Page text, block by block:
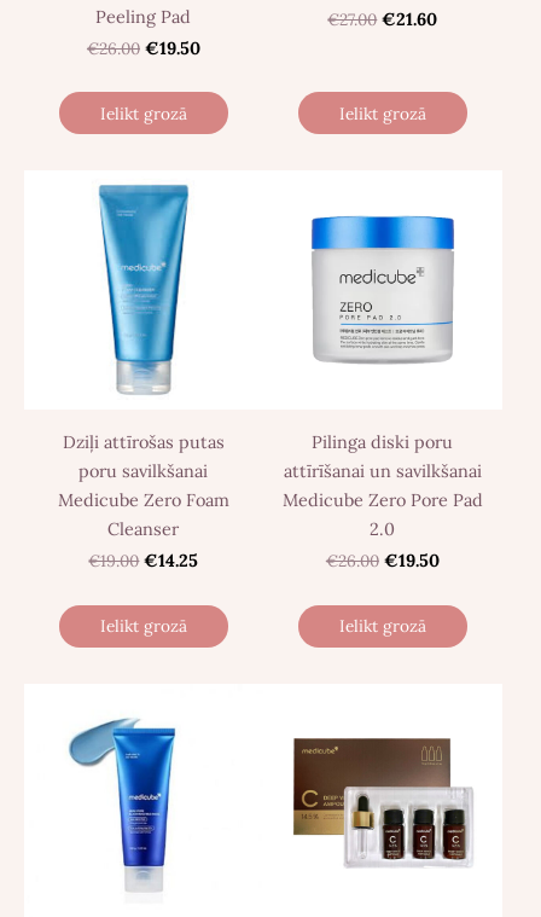
Peeling Pad
€26.00 €19.50
Ielikt grozā
€27.00 €21.60
Ielikt grozā
Dziļi attīrošas putas
poru savilkšanai
Medicube Zero Foam
Cleanser
€19.00 €14.25
Ielikt grozā
Pilinga diski poru
attīrīšanai un savilkšanai
Medicube Zero Pore Pad
2.0
€26.00 €19.50
Ielikt grozā